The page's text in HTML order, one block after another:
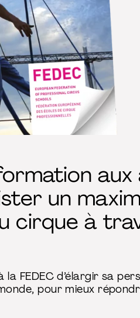
un
cirque à
FEDEC d’élargir sa
pour mieux